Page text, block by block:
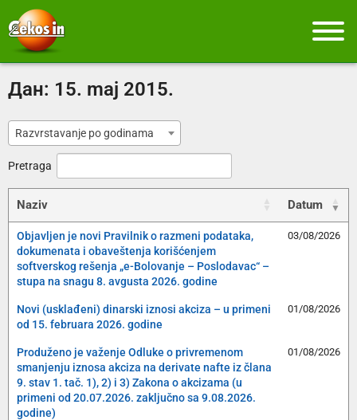
Дан: 15. maj 2015.
Razvrstavanje po godinama
Pretraga
Naziv Datum
Objavljen je novi Pravilnik o razmeni podataka,
dokumenata i obaveštenja korišćenjem
softverskog rešenja „e-Bolovanje – Poslodavac“ –
stupa na snagu 8. avgusta 2026. godine
03/08/2026
Novi (usklađeni) dinarski iznosi akciza – u primeni
od 15. februara 2026. godine
01/08/2026
Produženo je važenje Odluke o privremenom
smanjenju iznosa akciza na derivate nafte iz člana
9. stav 1. tač. 1), 2) i 3) Zakona o akcizama (u
primeni od 20.07.2026. zaključno sa 9.08.2026.
godine)
01/08/2026